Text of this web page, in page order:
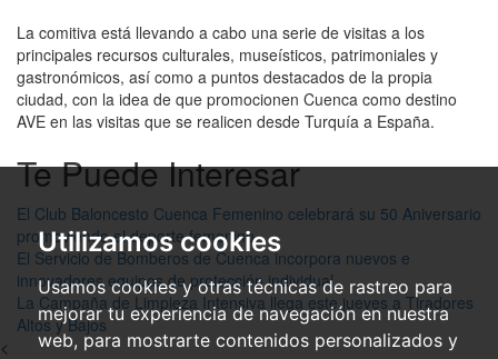
Utilizamos cookies
Usamos cookies y otras técnicas de rastreo para
mejorar tu experiencia de navegación en nuestra
web, para mostrarte contenidos personalizados y
La comitiva está llevando a cabo una serie de visitas a los
principales recursos culturales, museísticos, patrimoniales y
gastronómicos, así como a puntos destacados de la propia
ciudad, con la idea de que promocionen Cuenca como destino
AVE en las visitas que se realicen desde Turquía a España.
Te Puede Interesar
El Club Baloncesto Cuenca Femenino celebrará su 50 Aniversario
promoviendo el deporte femenino
El Servicio de Bomberos de Cuenca incorpora nuevos e
innovadores equipos de protección individual
La Campaña de Limpieza Intensiva llega este jueves a Tiradores
Altos y Bajos
<